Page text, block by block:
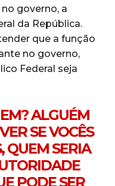
governo, a
da República.
que a função
no governo,
Federal seja
ALGUÉM
SE VOCÊS
QUEM SERIA
PODE SER